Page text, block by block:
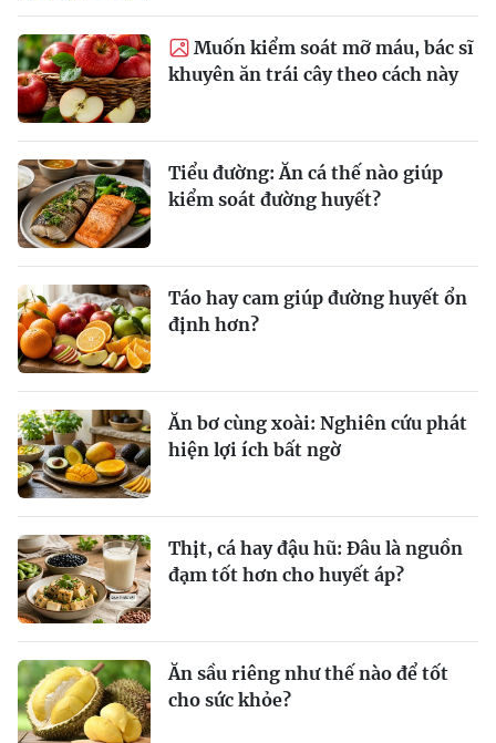
Muốn kiểm soát mỡ máu, bác sĩ
khuyên ăn trái cây theo cách này
Tiểu đường: Ăn cá thế nào giúp
kiểm soát đường huyết?
Táo hay cam giúp đường huyết ổn
định hơn?
Ăn bơ cùng xoài: Nghiên cứu phát
hiện lợi ích bất ngờ
Thịt, cá hay đậu hũ: Đâu là nguồn
đạm tốt hơn cho huyết áp?
Ăn sầu riêng như thế nào để tốt
cho sức khỏe?